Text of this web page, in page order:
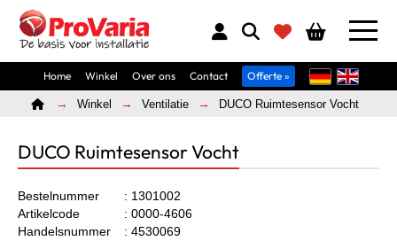
Home Winkel Over ons Contact Offerte »
Home Winkel Ventilatie DUCO Ruimtesensor Vocht
DUCO Ruimtesensor Vocht
Bestelnummer
: 1301002
Artikelcode
: 0000-4606
Handelsnummer
: 4530069